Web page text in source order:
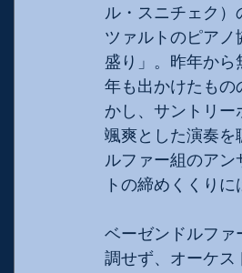
ル・スニチェク
ツァルトのピアノ
盛り」。昨年か
年も出かけたもの
かし、サントリ
颯爽とした演奏を
ルファー組のア
トの締めくくり
ベーゼンドルファ
調せず、オーケス